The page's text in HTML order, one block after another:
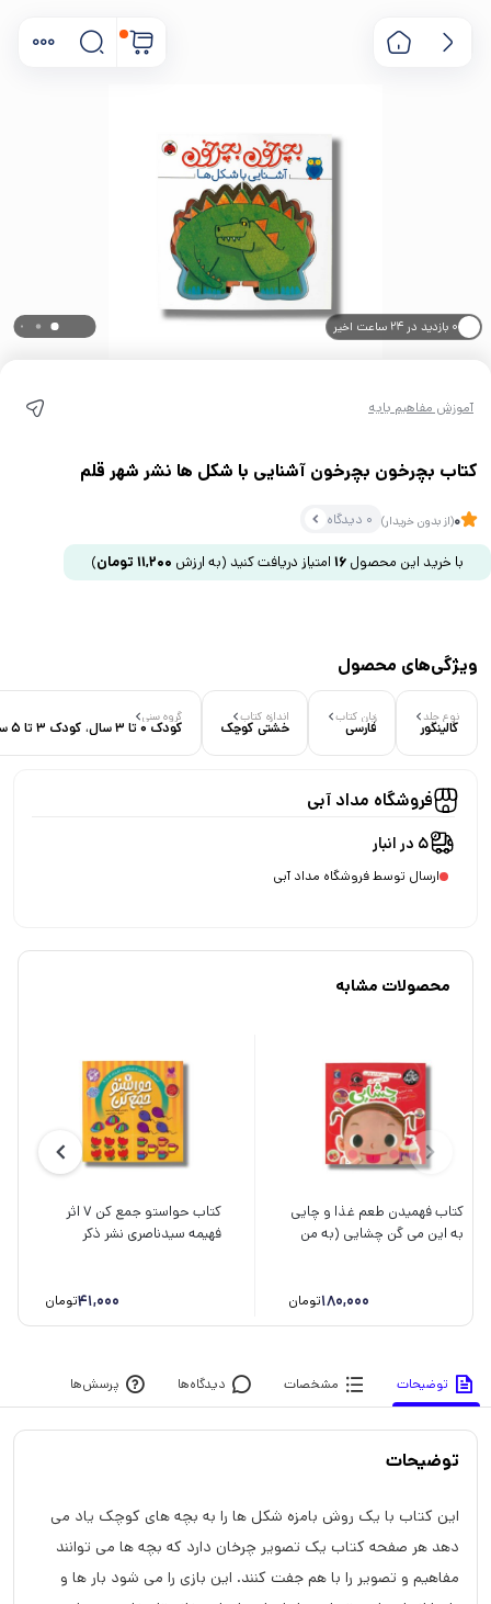
۰ بازدید در ۲۴ ساعت اخیر
آموزش مفاهیم پایه
کتاب بچرخون بچرخون آشنایی با شکل ها نشر شهر قلم
0(از بدون خریدار) 0 دیدگاه
با خرید این محصول 16 امتیاز دریافت کنید (به ارزش 11,200 تومان)
ویژگی‌های محصول
نوع جلد
گالینگور
زبان کتاب
فارسی
اندازه کتاب
خشتی کوچک
گروه سنی
کودک 0 تا 3 سال، کودک 3 تا 5 سال
فروشگاه مداد آبی
5 در انبار
ارسال توسط فروشگاه مداد آبی
محصولات مشابه
کتاب فهمیدن طعم غذا و چایی
به این می گن چشایی (به من
180,000تومان
کتاب حواستو جمع کن 7 اثر
فهیمه سیدناصری نشر ذکر
41,000تومان
توضیحات مشخصات دیدگاه‌ها پرسش‌ها
توضیحات
این کتاب با یک روش بامزه شکل ها را به بچه های کوچک یاد می
دهد هر صفحه کتاب یک تصویر چرخان دارد که بچه ها می توانند
مفاهیم و تصویر را با هم جفت کنند. این بازی را می شود بار ها و